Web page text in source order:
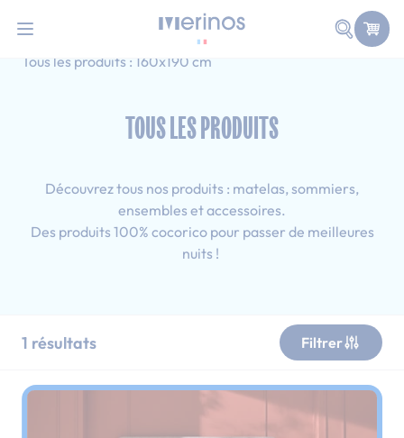
Faire
Accueil
Adulte
Tous les produits : 160x190 cm
TOUS LES PRODUITS
Découvrez tous nos produits : matelas, sommiers,
ensembles et accessoires.
Des produits 100% cocorico pour passer de meilleures
nuits !
1 résultats Filtrer